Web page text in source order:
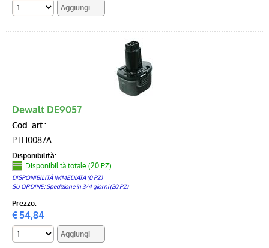
Dewalt DE9057
Cod. art.:
PTH0087A
Disponibilità:
Disponibilità totale (20 PZ)
DISPONIBILITÀ IMMEDIATA (0 PZ)
SU ORDINE: Spedizione in 3/4 giorni (20 PZ)
Prezzo:
€54,84